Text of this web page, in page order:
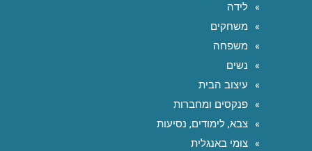
לידה
משחקים
משפחה
נשים
עיצוב הבית
פנקסים ומחברות
צבא, לימודים, נסיעות
צומי באנגלית